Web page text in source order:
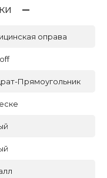
оправа
Прямоугольник